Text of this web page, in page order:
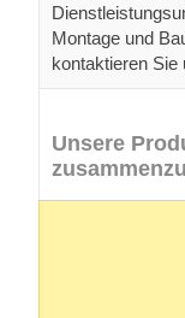
Montage und
kontaktieren Sie
Unsere